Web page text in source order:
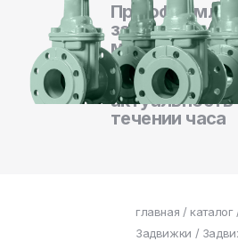
При
заказа на
менеджеры
продаж
актуальность
течении часа
главная / каталог
Задвижки /